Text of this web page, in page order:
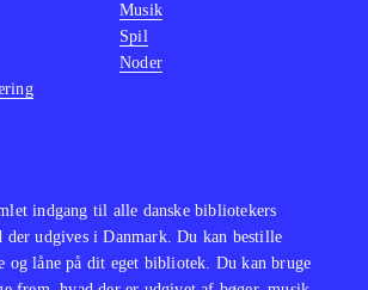
indgang til alle danske bibliotekers
udgives i Danmark. Du kan bestille
og låne på dit eget bibliotek. Du kan bruge
Musik
Spil
Noder